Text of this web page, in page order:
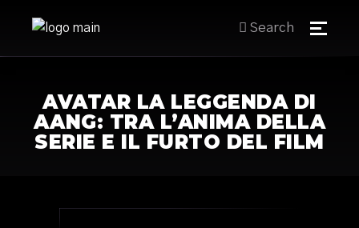
Search
AVATAR LA LEGGENDA DI
AANG: TRA L’ANIMA DELLA
SERIE E IL FURTO DEL FILM